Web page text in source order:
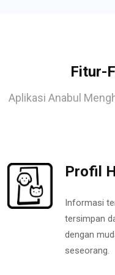
Fitur-
Aplikasi Anabul
Profil
Informasi
tersimpan
dengan
seseorang.